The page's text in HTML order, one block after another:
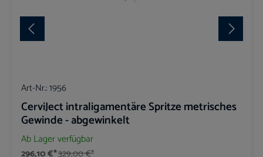
Art-Nr.:1956
CerviJect intraligamentäre Spritze metrisches
Gewinde - abgewinkelt
Ab Lager verfügbar
296,10 €*329,00 €*